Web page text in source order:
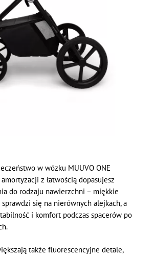
w wózku MUUVO ONE
z łatwością dopasujesz
do rodzaju nawierzchni – miękkie
się na nierównych alejkach, a
i komfort podczas spacerów po
także fluorescencyjne detale,